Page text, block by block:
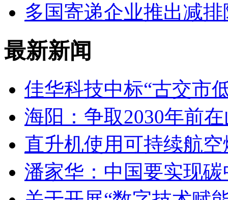
多国寄递企业推出减
最新新闻
佳华科技中标“古交市
海阳：争取2030年前
直升机使用可持续航
潘家华：中国要实现